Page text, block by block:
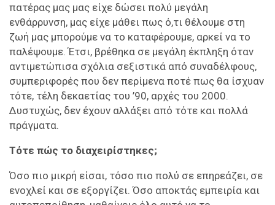
πατέρας μας μας είχε δώσει πολύ μεγάλη
ενθάρρυνση, μας είχε μάθει πως ό,τι θέλουμε στη
ζωή μας μπορούμε να το καταφέρουμε, αρκεί να το
παλέψουμε. Έτσι, βρέθηκα σε μεγάλη έκπληξη όταν
αντιμετώπισα σχόλια σεξιστικά από συναδέλφους,
συμπεριφορές που δεν περίμενα ποτέ πως θα ίσχυαν
τότε, τέλη δεκαετίας του ’90, αρχές του 2000.
Δυστυχώς, δεν έχουν αλλάξει από τότε και πολλά
πράγματα.
Τότε πώς το διαχειρίστηκες;
Όσο πιο μικρή είσαι, τόσο πιο πολύ σε επηρεάζει, σε
ενοχλεί και σε εξοργίζει. Όσο αποκτάς εμπειρία και